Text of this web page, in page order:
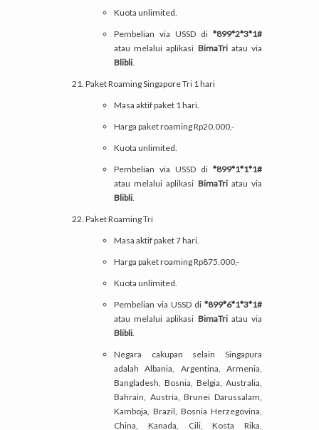
Kuota unlimited.
Pembelian via USSD di *899*2*3*1#
atau melalui aplikasi BimaTri atau via
Blibli
Paket Roaming Singapore Tri 1 hari
Masa aktif paket 1 hari.
Harga paket roaming Rp20.000,-
Kuota unlimited.
Pembelian via USSD di *899*1*1*1#
atau melalui aplikasi BimaTri atau via
Blibli
Paket Roaming Tri
Masa aktif paket 7 hari.
Harga paket roaming Rp875.000,-
Kuota unlimited.
Pembelian via USSD di *899*6*1*3*1#
atau melalui aplikasi BimaTri atau via
Blibli
Negara cakupan selain Singapura
adalah Albania, Argentina, Armenia,
Bangladesh, Bosnia, Belgia, Australia,
Bahrain, Austria, Brunei Darussalam,
Kamboja, Brazil, Bosnia Herzegovina,
China, Kanada, Cili, Kosta Rika,